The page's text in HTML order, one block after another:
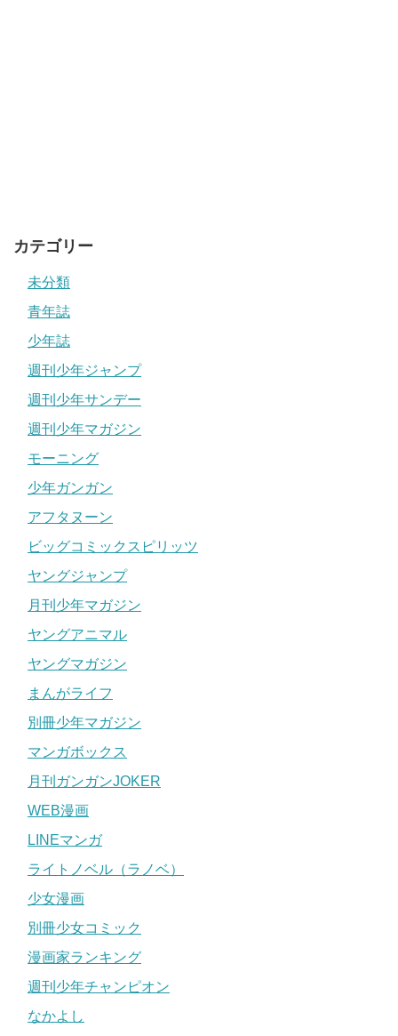
カテゴリー
未分類
青年誌
少年誌
週刊少年ジャンプ
週刊少年サンデー
週刊少年マガジン
モーニング
少年ガンガン
アフタヌーン
ビッグコミックスピリッツ
ヤングジャンプ
月刊少年マガジン
ヤングアニマル
ヤングマガジン
まんがライフ
別冊少年マガジン
マンガボックス
月刊ガンガンJOKER
WEB漫画
LINEマンガ
ライトノベル（ラノベ）
少女漫画
別冊少女コミック
漫画家ランキング
週刊少年チャンピオン
なかよし